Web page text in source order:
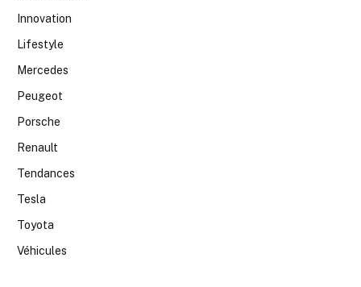
Innovation
Lifestyle
Mercedes
Peugeot
Porsche
Renault
Tendances
Tesla
Toyota
Véhicules